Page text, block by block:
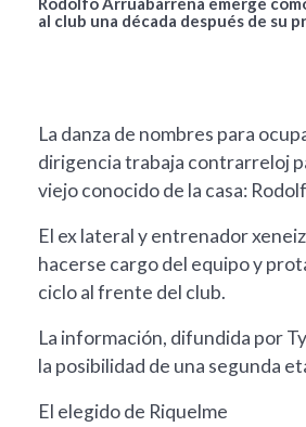
al club una década después de su
La danza de nombres para
dirigencia trabaja contrarreloj
viejo conocido de la casa:
El ex lateral y entrenador
hacerse cargo del equipo y
ciclo al frente del club.
La información, difundida por
la posibilidad de una segunda
El elegido de Riquelme